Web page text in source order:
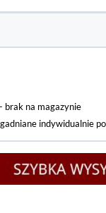
brak na magazynie
indywidualnie